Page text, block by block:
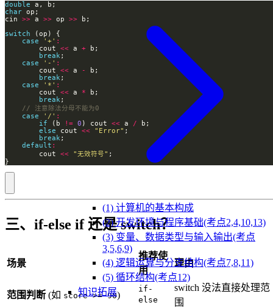
(1) 计算机的基本构成
(2) 开发环境与程序基础(考点2,4,10,13)
(3) 变量、数据类型与输入输出(考点
3,5,6,9)
(4) 逻辑运算与分支结构(考点7,8,11)
(5) 循环结构(考点12)
知识拓展
double
char
cin >> a >> op >>
switch
case
'+' :
        cout
<< a +
break
case
'-' :
        cout
<< a -
break
case
'*' :
        cout
<< a *
break
case
'/' :
if (b != 0 ) cout << a /
else cout << "Error"
break
default :
        cout
<< "无效符号"
}
三、if-else if 还是 switch？
场景
推荐使
用
理由
范围判断 (如 score >= 90)
if-
else
switch 没法直接处理范
围